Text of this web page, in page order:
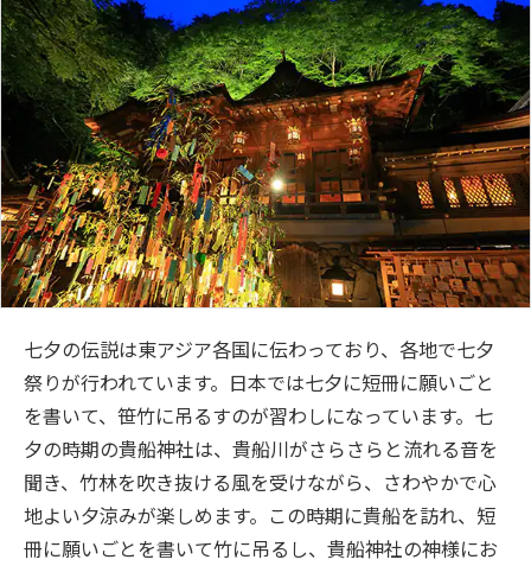
七夕の伝説は東アジア各国に伝わっており、各地で七夕
祭りが行われています。日本では七夕に短冊に願いごと
を書いて、笹竹に吊るすのが習わしになっています。七
夕の時期の貴船神社は、貴船川がさらさらと流れる音を
聞き、竹林を吹き抜ける風を受けながら、さわやかで心
地よい夕涼みが楽しめます。この時期に貴船を訪れ、短
冊に願いごとを書いて竹に吊るし、貴船神社の神様にお